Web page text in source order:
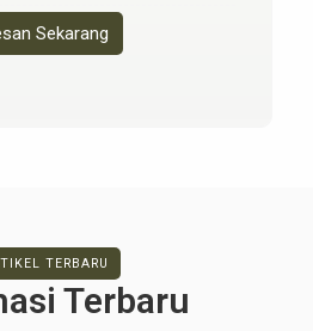
Sekarang
TERBARU
Terbaru